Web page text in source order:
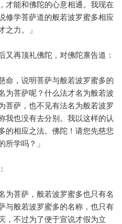
才能和佛陀的心意相通。我现在
修学菩萨道的般若波罗蜜多相应
之力。」
再顶礼佛陀，对佛陀禀告道：
，说明菩萨与般若波罗蜜多的
为菩萨呢？什么法才名为般若波
菩萨，也不见有法名为般若波罗
我也没有去分别。我以这样的认
的相应之法。佛陀！请您先慈悲
所学吗？」
菩萨，般若波罗蜜多也只有名
与般若波罗蜜多的名称，也只有
，不过为了便于宣说才假为立